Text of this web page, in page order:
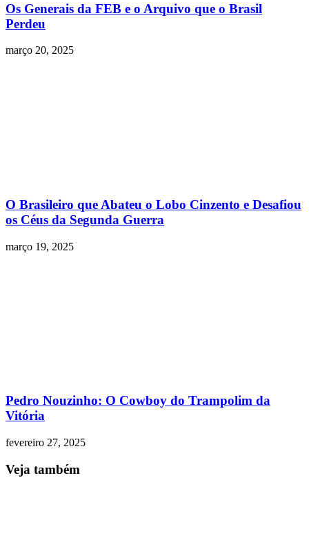
Os Generais da FEB e o Arquivo que o Brasil
Perdeu
março 20, 2025
O Brasileiro que Abateu o Lobo Cinzento e Desafiou
os Céus da Segunda Guerra
março 19, 2025
Pedro Nouzinho: O Cowboy do Trampolim da
Vitória
fevereiro 27, 2025
Veja também